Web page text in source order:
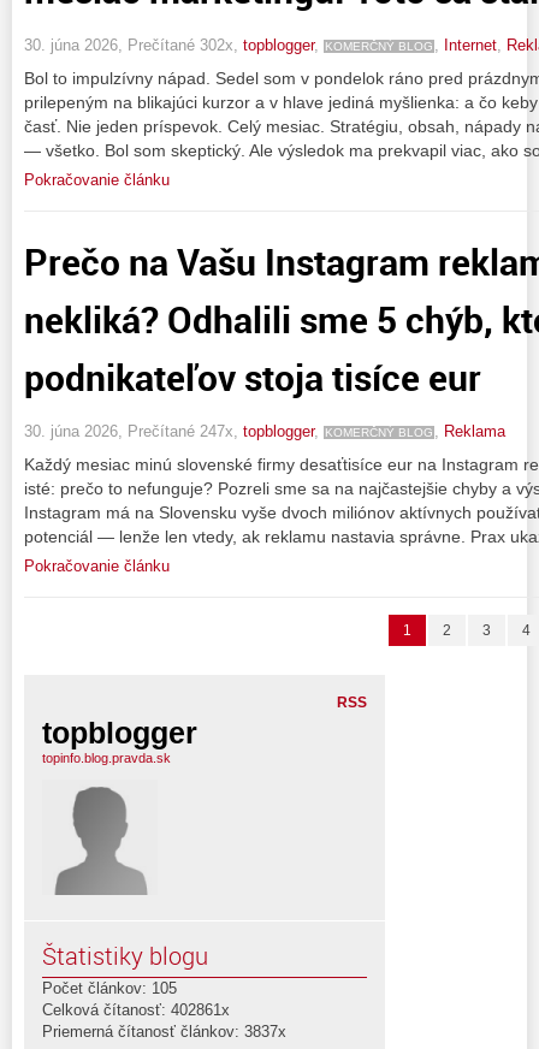
30. júna 2026, Prečítané 302x, topblogger, KOMERČNÝ BLOG Internet
Bol to impulzívny nápad. Sedel som v pondelok ráno pred
prilepeným na blikajúci kurzor a v hlave jediná myšlienka: a čo
časť. Nie jeden príspevok. Celý mesiac. Stratégiu, obsah, nápady
— všetko. Bol som skeptický. Ale výsledok ma prekvapil viac, ako
Pokračovanie článku
Prečo na Vašu Instagram
nekliká? Odhalili sme 5 chýb,
podnikateľov stoja tisíce eur
30. júna 2026, Prečítané 247x, topblogger, KOMERČNÝ BLOG , Reklama
Každý mesiac minú slovenské firmy desaťtisíce eur na Instagram
isté: prečo to nefunguje? Pozreli sme sa na najčastejšie chyby a
Instagram má na Slovensku vyše dvoch miliónov aktívnych
potenciál — lenže len vtedy, ak reklamu nastavia správne. Prax
Pokračovanie článku
1 2 3 4
RSS
topblogger
topinfo.blog.pravda.sk
Štatistiky blogu
Počet článkov: 105
Celková čítanosť: 402861x
Priemerná čítanosť článkov: 3837x